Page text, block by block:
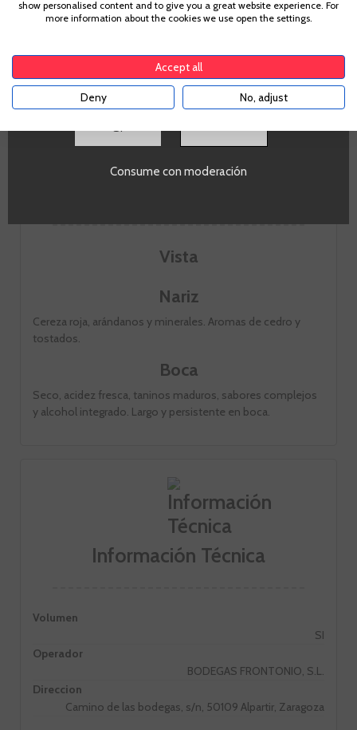
IR A LA BODEGA
Vista
Nariz
Cereza roja, arándanos y minerales. Aromas de cedro y
tostados.
Boca
Seco, acidez fresca, taninos maduros, sabores complejos
y alcohol integrado. Largo y persistente en boca.
Información Técnica
Volumen
SI
Operador
BODEGAS FRONTONIO, S.L.
Direccion
Camino de las bodegas, s/n, 50109 Alpartir, Zaragoza
Para acceder a enbotella, debes tener la edad legal de
tu país de residencia, lo cual es suficiente para
aplicable. Confirma si tienes más de18años
Consume con moderación
show personalised content and to give you a great website experience. For
more information about the cookies we use open the settings.
Accept all
Deny No, adjust